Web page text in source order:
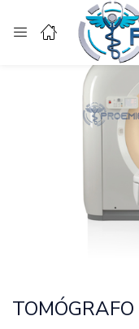
Enter your username
Remember me